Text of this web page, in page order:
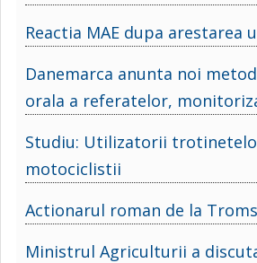
Reactia MAE dupa
Danemarca anunta noi
orala a referatelor,
Studiu: Utilizatorii
motociclistii
Actionarul roman de la
Ministrul Agriculturii a